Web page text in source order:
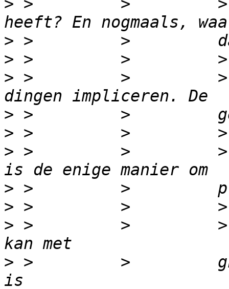
> >         >         >
>
>
> >         >         >
>
>
> >         >         >
>
>
> >         >         > >
> >         >